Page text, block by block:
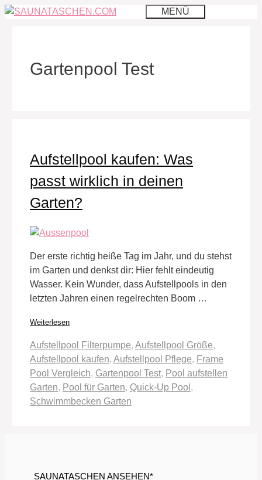
Zum
MENÜ
Gartenpool Test
Aufstellpool kaufen: Was
passt wirklich in deinen
Garten?
Der erste richtig heiße Tag im Jahr, und du stehst
im Garten und denkst dir: Hier fehlt eindeutig
Wasser. Kein Wunder, dass Aufstellpools in den
letzten Jahren einen regelrechten Boom …
Weiterlesen
Schlagwörter
Aufstellpool Filterpumpe, Aufstellpool Größe,
Aufstellpool kaufen, Aufstellpool Pflege, Frame
Pool Vergleich, Gartenpool Test, Pool aufstellen
Garten, Pool für Garten, Quick-Up Pool ,
Schwimmbecken Garten
SAUNATASCHEN ANSEHEN*